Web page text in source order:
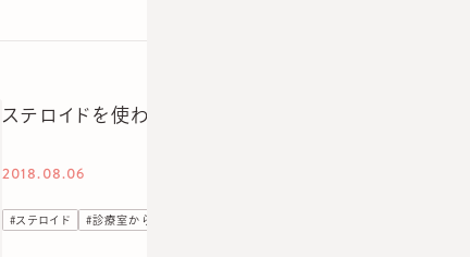
ステロイドを使わない病院！？
2018.08.06
# ステロイド #診療室から